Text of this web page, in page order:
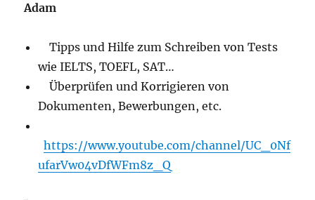
Adam
Tipps und Hilfe zum Schreiben von Tests
wie IELTS, TOEFL, SAT…
Überprüfen und Korrigieren von
Dokumenten, Bewerbungen, etc.
https://www.youtube.com/channel/UC_0Nf
ufarVw04vDfWFm8z_Q